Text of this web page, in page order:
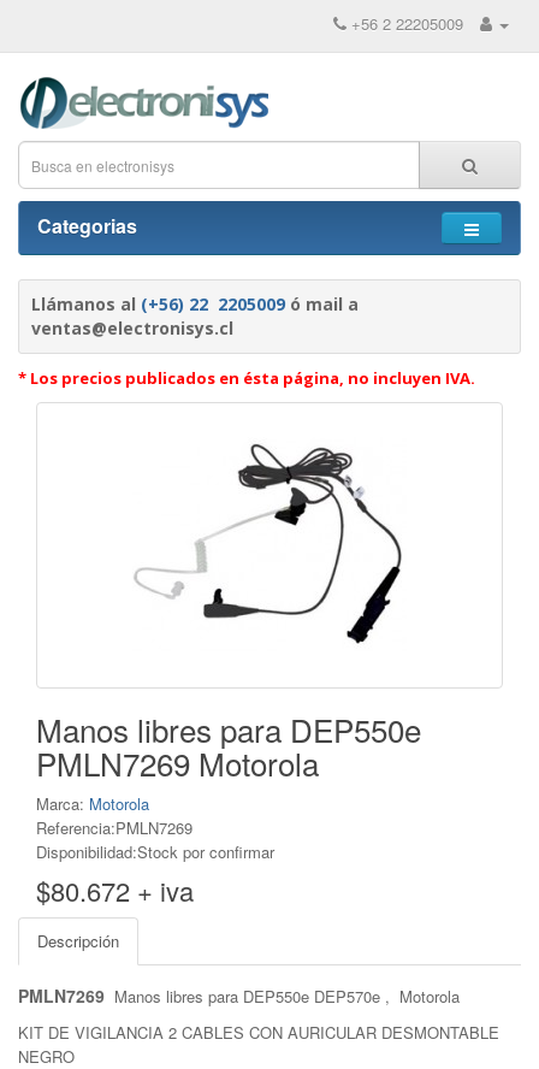
+56 2 22205009
Categorias
Llámanos al (+56) 22 2205009 ó mail a
ventas@electronisys.cl
* Los precios publicados en ésta página, no incluyen IVA.
Manos libres para DEP550e
PMLN7269 Motorola
Marca: Motorola
Referencia:PMLN7269
Disponibilidad:Stock por confirmar
$80.672 + iva
Descripción
PMLN7269 Manos libres para DEP550e DEP570e , Motorola
KIT DE VIGILANCIA 2 CABLES CON AURICULAR DESMONTABLE
NEGRO